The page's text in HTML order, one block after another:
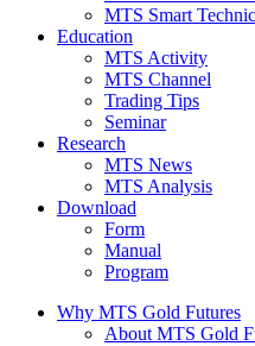
MTS Smart Technic
Education
MTS Activity
MTS Channel
Trading Tips
Seminar
Research
MTS News
MTS Analysis
Download
Form
Manual
Program
Why MTS Gold Futures
About MTS Gold